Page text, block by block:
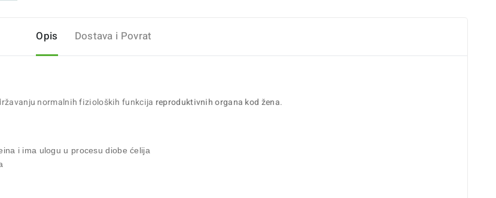
Opis Dostava i Povrat
normalnih fizioloških funkcija reproduktivnih organa kod žena.
i ima ulogu u procesu diobe ćelija